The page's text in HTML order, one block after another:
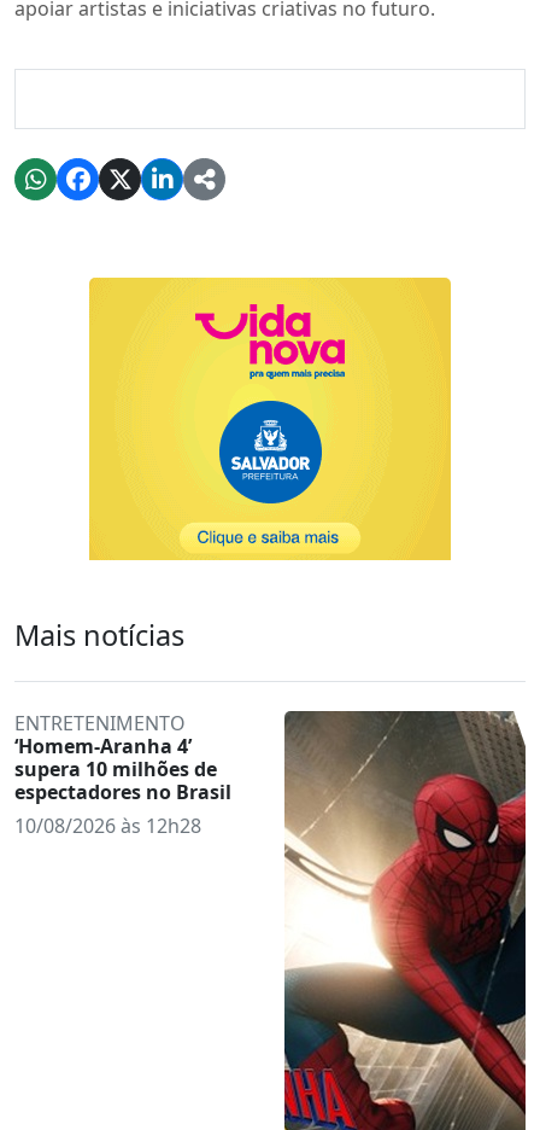
apoiar artistas e iniciativas criativas no futuro.
Mais notícias
ENTRETENIMENTO
‘Homem-Aranha 4’
supera 10 milhões de
espectadores no Brasil
10/08/2026 às 12h28